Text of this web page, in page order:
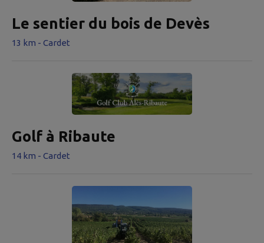
Le sentier du bois de Devès
13 km - Cardet
Golf à Ribaute
14 km - Cardet